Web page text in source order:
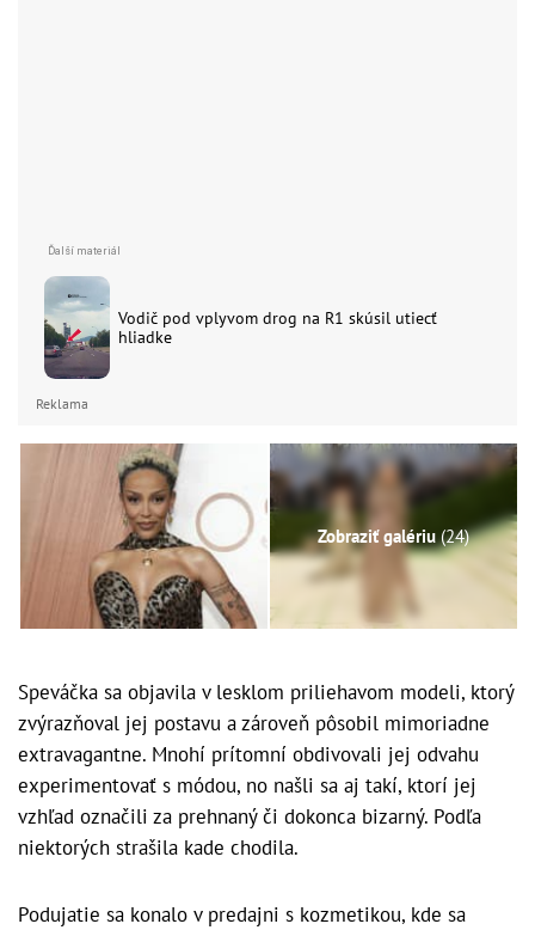
Vodič pod vplyvom drog na R1 skúsil utiecť
hliadke
Reklama
Zobraziť galériu(24)
Speváčka sa objavila v lesklom priliehavom modeli, ktorý
zvýrazňoval jej postavu a zároveň pôsobil mimoriadne
extravagantne. Mnohí prítomní obdivovali jej odvahu
experimentovať s módou, no našli sa aj takí, ktorí jej
vzhľad označili za prehnaný či dokonca bizarný. Podľa
niektorých strašila kade chodila.
Podujatie sa konalo v predajni s kozmetikou⁠, kde sa